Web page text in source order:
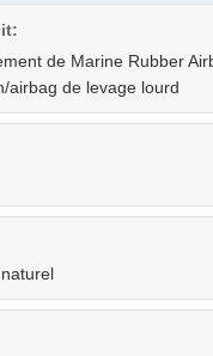
de Marine Rubber
airbag de levage lourd